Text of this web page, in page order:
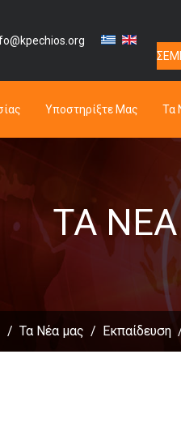
Υποστηρίξτε Μας Τα
ΤΑ
Τα Νέα μας Εκπαίδευση